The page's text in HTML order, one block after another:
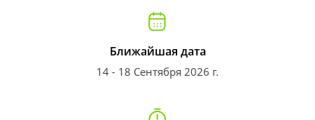
Ближайшая дата
14 - 18 Сентября 2026 г.